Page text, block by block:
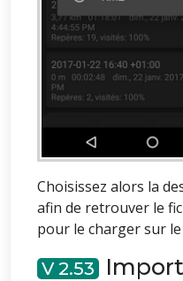
Choisissez alors la
afin de retrouver le
pour le charger sur
2.53